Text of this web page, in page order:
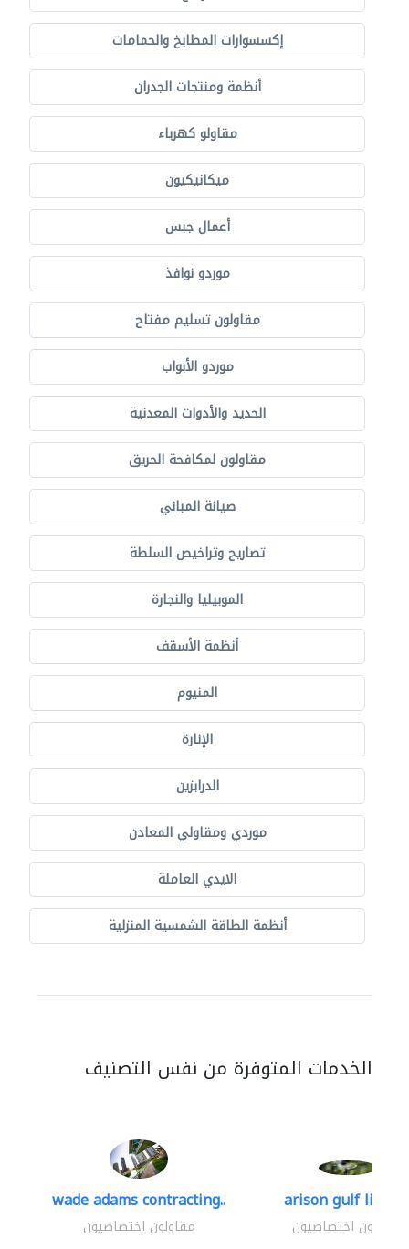
إكسسوارات المطابخ والحمامات
أنظمة ومنتجات الجدران
مقاولو كهرباء
ميكانيكيون
أعمال جبس
موردو نوافذ
مقاولون تسليم مفتاح
موردو الأبواب
الحديد والأدوات المعدنية
مقاولون لمكافحة الحريق
صيانة المباني
تصاريح وتراخيص السلطة
الموبيليا والنجارة
أنظمة الأسقف
المنيوم
الإنارة
الدرابزين
موردي ومقاولي المعادن
الايدي العاملة
أنظمة الطاقة الشمسية المنزلية
الخدمات المتوفرة من نفس التصنيف
wade adams contracting..
مقاولون اختصاصيون
arison gulf
مقاولون اختصاصيون